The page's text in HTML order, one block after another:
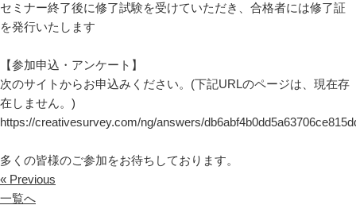
セミナー終了後に修了試験を受けていただき、合格者には修了証
を発行いたします
【参加申込・アンケート】
次のサイトからお申込みください。(下記URLのページは、現在存
在しません。)
https://creativesurvey.com/ng/answers/
多くの皆様のご参加をお待ちしております。
« Previous
一覧へ